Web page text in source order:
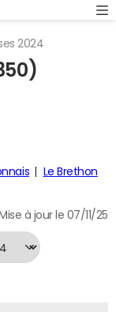
2024
Le Brethon
Mise à jour le 07/11/25